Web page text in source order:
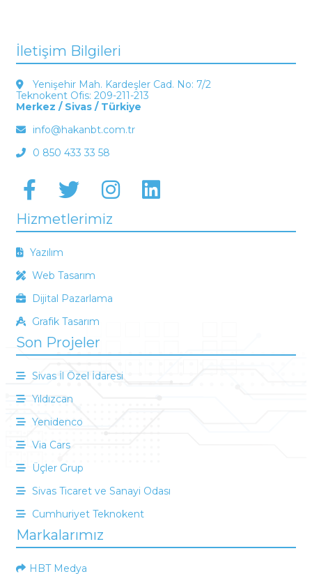
İletişim Bilgileri
Yenişehir Mah. Kardeşler Cad. No: 7/2
Teknokent Ofis: 209-211-213
Merkez / Sivas / Türkiye
info@hakanbt.com.tr
0 850 433 33 58
Hizmetlerimiz
Yazılım
Web Tasarım
Dijital Pazarlama
Grafik Tasarım
Son Projeler
Sivas İl Özel İdaresi
Yıldızcan
Yenidenco
Via Cars
Üçler Grup
Sivas Ticaret ve Sanayi Odası
Cumhuriyet Teknokent
Markalarımız
HBT Medya